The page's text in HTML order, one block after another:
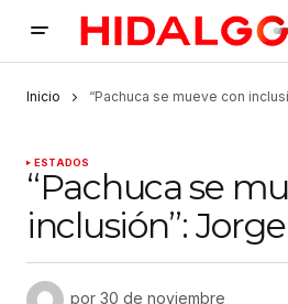
Inicio “Pachuca se mueve con
ESTADOS
“Pachuca se
inclusión”:
por 30 de noviembre